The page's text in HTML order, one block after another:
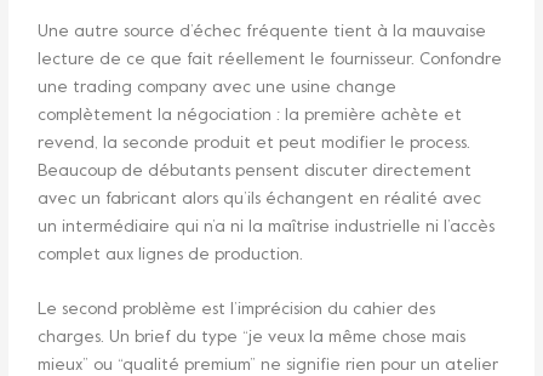
Une autre source d’échec fréquente tient à la mauvaise
lecture de ce que fait réellement le fournisseur. Confondre
une trading company avec une usine change
complètement la négociation : la première achète et
revend, la seconde produit et peut modifier le process.
Beaucoup de débutants pensent discuter directement
avec un fabricant alors qu’ils échangent en réalité avec
un intermédiaire qui n’a ni la maîtrise industrielle ni l’accès
complet aux lignes de production.
Le second problème est l’imprécision du cahier des
charges. Un brief du type “je veux la même chose mais
mieux” ou “qualité premium” ne signifie rien pour un atelier